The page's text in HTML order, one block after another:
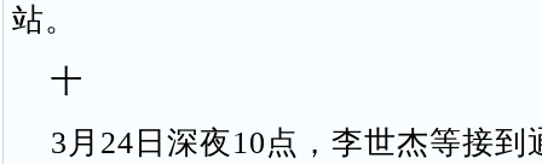
站。
十
3月24日深夜10点，李世杰等接到